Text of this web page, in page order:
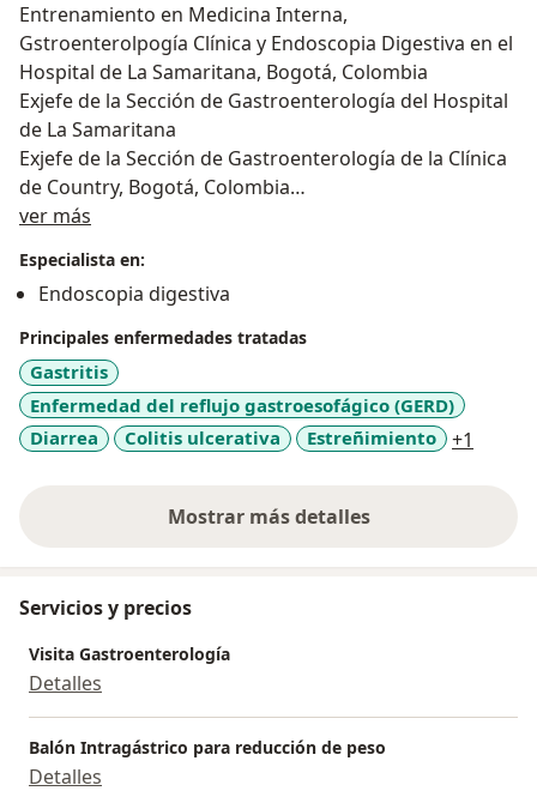
Entrenamiento en Medicina Interna,
Gstroenterolpogía Clínica y Endoscopia Digestiva en el
Hospital de La Samaritana, Bogotá, Colombia
Exjefe de la Sección de Gastroenterología del Hospital
de La Samaritana
Exjefe de la Sección de Gastroenterología de la Clínica
de Country, Bogotá, Colombia
Profesor de Medicina de la Universidad del Rosario
Expresidente de la Asociación Colombiana de
Gastroenterología
Expresidente de la Asociación Colombiana de
Asociaciones del Aparato Digestivo
Conferencista Nacional e Internacional
ver más
Especialista en:
Endoscopia digestiva
Principales enfermedades tratadas
Gastritis
Enfermedad del reflujo gastroesofágico (GERD)
Diarrea
Colitis ulcerativa Estreñimiento +1
Mostrar más detalles
sobre la experiencia
Servicios y precios
Visita Gastroenterología
Detalles
Balón Intragástrico para reducción de peso
Detalles